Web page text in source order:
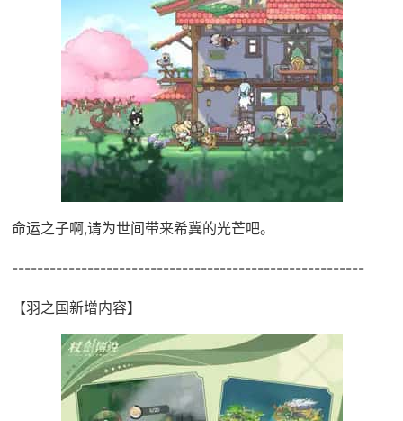
命运之子啊,请为世间带来希冀的光芒吧。
--------------------------------------------------------
【羽之国新增内容】